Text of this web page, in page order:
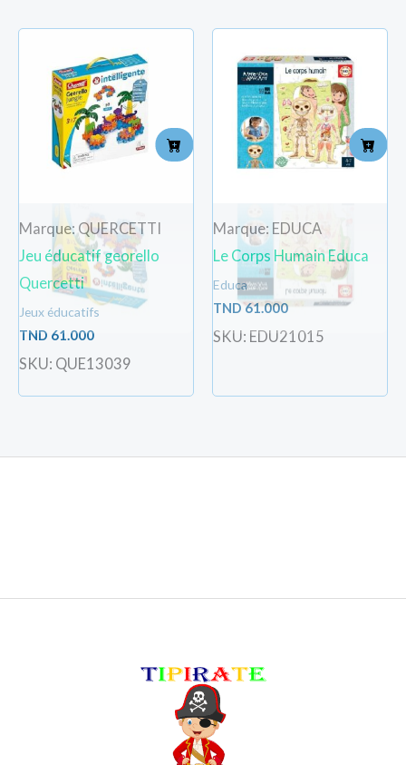
Marque: QUERCETTI
Jeu éducatif georello
Quercetti
Jeux éducatifs
TND 61.000
SKU: QUE13039
Marque: EDUCA
Le Corps Humain Educa
Educa
TND61.000
SKU: EDU21015